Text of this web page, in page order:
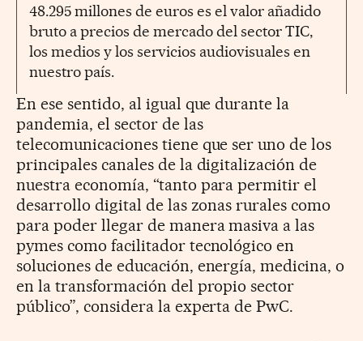
48.295 millones de euros es el valor añadido
bruto a precios de mercado del sector TIC,
los medios y los servicios audiovisuales en
nuestro país.
En ese sentido, al igual que durante la
pandemia, el sector de las
telecomunicaciones tiene que ser uno de los
principales canales de la digitalización de
nuestra economía, “tanto para permitir el
desarrollo digital de las zonas rurales como
para poder llegar de manera masiva a las
pymes como facilitador tecnológico en
soluciones de educación, energía, medicina, o
en la transformación del propio sector
público”, considera la experta de PwC.